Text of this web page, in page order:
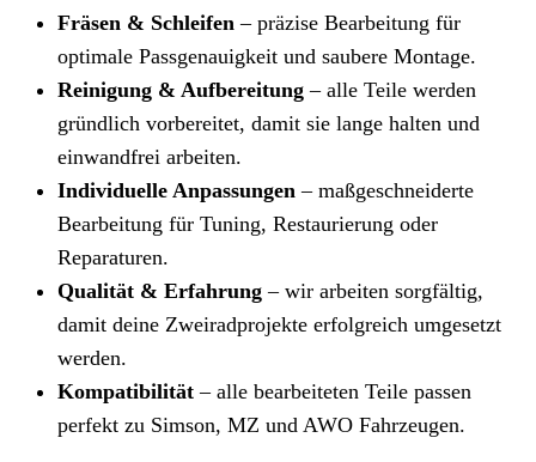
Fräsen & Schleifen – präzise Bearbeitung für
optimale Passgenauigkeit und saubere Montage.
Reinigung & Aufbereitung – alle Teile werden
gründlich vorbereitet, damit sie lange halten und
einwandfrei arbeiten.
Individuelle Anpassungen – maßgeschneiderte
Bearbeitung für Tuning, Restaurierung oder
Reparaturen.
Qualität & Erfahrung – wir arbeiten sorgfältig,
damit deine Zweiradprojekte erfolgreich umgesetzt
werden.
Kompatibilität – alle bearbeiteten Teile passen
perfekt zu Simson, MZ und AWO Fahrzeugen.